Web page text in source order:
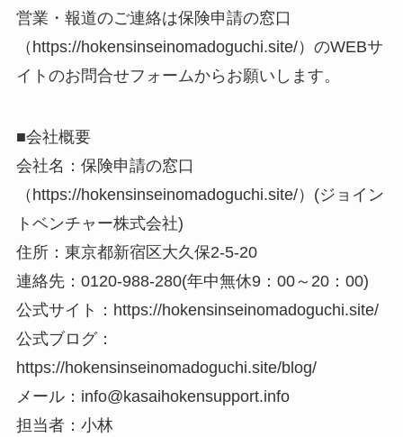
営業・報道のご連絡は保険申請の窓口
（https://hokensinseinomadoguchi.site/）のWEBサ
イトのお問合せフォームからお願いします。
■会社概要
会社名：保険申請の窓口
（https://hokensinseinomadoguchi.site/）(ジョイン
トベンチャー株式会社)
住所：東京都新宿区大久保2-5-20
連絡先：0120-988-280(年中無休9：00～20：00)
公式サイト：https://hokensinseinomadoguchi.site/
公式ブログ：
https://hokensinseinomadoguchi.site/blog/
メール：info@kasaihokensupport.info
担当者：小林